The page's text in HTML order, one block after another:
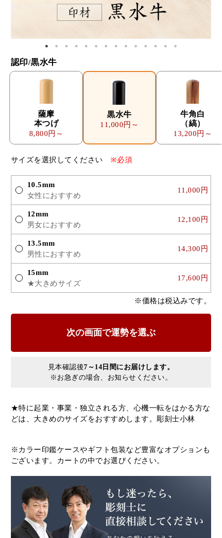
認印/黒水牛
薩摩
本つげ
8,800円～
黒水牛
11,000円～
牛角白
（縞）
13,200円～
サイズを選択してください ※必須
10.5mm
女性におすすめ
11,000円
12mm
男女におすすめ
12,100円
13.5mm
男性におすすめ
14,300円
15mm
★大きめサイズ
17,600円
※価格は税込みです。
見本確認後7～14日間にお届けします。
※お急ぎの場合、お知らせください。
★特に起業・事業・独立される方、心機一転をはかる方な
どは、大きめのサイズをおすすめします。彫刻士小林
※カラー印鑑ケースやギフト包装など豊富なオプションも
ございます。カートの中でお選びください。